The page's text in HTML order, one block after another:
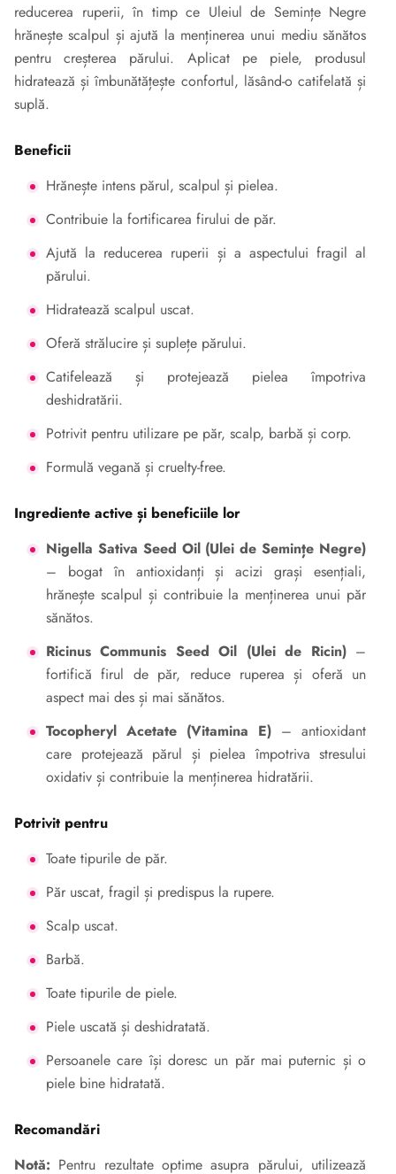
reducerea ruperii, în timp ce Uleiul de Semințe Negre
hrănește scalpul și ajută la menținerea unui mediu sănătos
pentru creșterea părului. Aplicat pe piele, produsul
hidratează și îmbunătățește confortul, lăsând-o catifelată și
suplă.
Beneficii
Hrănește intens părul, scalpul și pielea.
Contribuie la fortificarea firului de păr.
Ajută la reducerea ruperii și a aspectului fragil al
părului.
Hidratează scalpul uscat.
Oferă strălucire și suplețe părului.
Catifelează și protejează pielea împotriva
deshidratării.
Potrivit pentru utilizare pe păr, scalp, barbă și corp.
Formulă vegană și cruelty-free.
Ingrediente active și beneficiile lor
Nigella Sativa Seed Oil (Ulei de Semințe Negre)
– bogat în antioxidanți și acizi grași esențiali,
hrănește scalpul și contribuie la menținerea unui păr
sănătos.
Ricinus Communis Seed Oil (Ulei de Ricin)–
fortifică firul de păr, reduce ruperea și oferă un
aspect mai des și mai sănătos.
Tocopheryl Acetate (Vitamina E) – antioxidant
care protejează părul și pielea împotriva stresului
oxidativ și contribuie la menținerea hidratării.
Potrivit pentru
Toate tipurile de păr.
Păr uscat, fragil și predispus la rupere.
Scalp uscat.
Barbă.
Toate tipurile de piele.
Piele uscată și deshidratată.
Persoanele care își doresc un păr mai puternic și o
piele bine hidratată.
Recomandări
Notă: Pentru rezultate optime asupra părului, utilizează